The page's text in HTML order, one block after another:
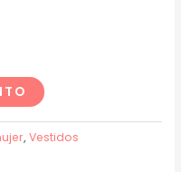
,Vestidos